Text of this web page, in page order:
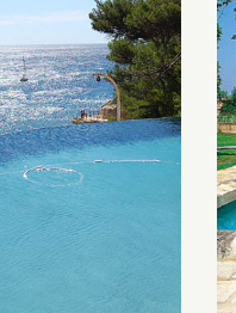
Brens sont originales, elles
grâce à un jeu de
par notre bureau d’étude